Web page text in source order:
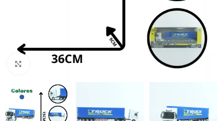
Haz clic para ampliar